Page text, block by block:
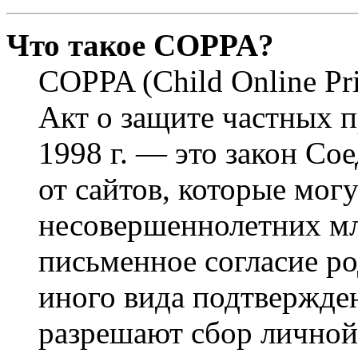
Что такое COPPA?
COPPA (Child Online
Акт о защите частных
1998 г. — это закон
от сайтов, которые
несовершеннолетних
письменное согласие
иного вида
разрешают сбор